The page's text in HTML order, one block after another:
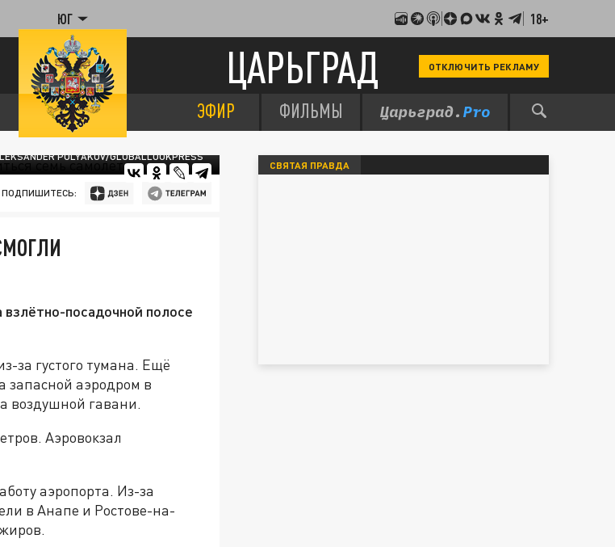
ЮГ 18+
ЦАРЬГРАД ОТКЛЮЧИТЬ РЕКЛАМУ
ЭФИР ФИЛЬМЫ
POLYAKOV/GLOBALLOOKPRESS
ПОДПИШИТЕСЬ:
посадочной полосе
за густого тумана. Ещё
запасной аэродром в
воздушной гавани.
Аэровокзал
аэропорта. Из-за
в Анапе и Ростове-на-
СВЯТАЯ ПРАВДА